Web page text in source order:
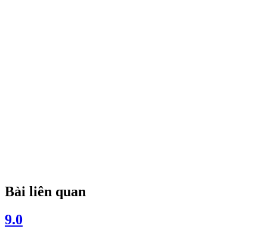
Bài liên quan
9.0